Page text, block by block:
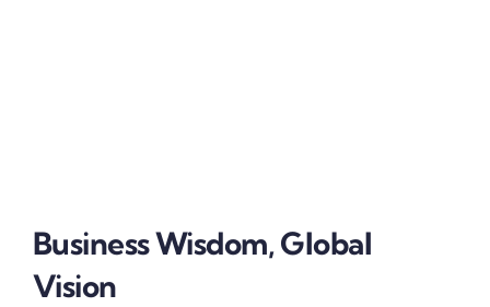
Business Wisdom, Global
Vision